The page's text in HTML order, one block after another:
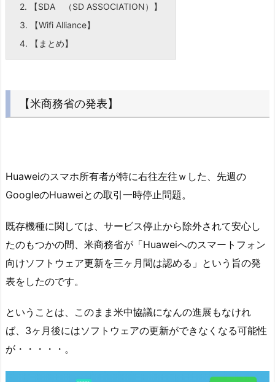
2. 【SDA （SD ASSOCIATION）】
3. 【Wifi Alliance】
4. 【まとめ】
【米商務省の発表】
Huaweiのスマホ所有者が特に右往左往ｗした、先週の
GoogleのHuaweiとの取引一時停止問題。
既存機種に関しては、サービス停止から除外されて安心し
たのもつかの間、米商務省が「Huaweiへのスマートフォン
向けソフトウェア更新を三ヶ月間は認める」という旨の発
表をしたのです。
ということは、このまま米中協議になんの進展もなけれ
ば、3ヶ月後にはソフトウェアの更新ができなくなる可能性
が・・・・・。